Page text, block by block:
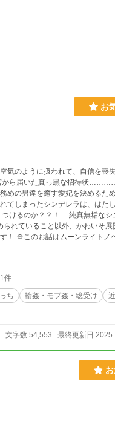
お
のように扱われて、自信を喪
ら届いた真っ黒な招待状
めの男達を癒す愛妃を決めるた
しまったシンデレラは、はた
ンデレラちゃん×複数（＆
れていること以外、かわいそ
いま
件
ち 輪姦・モブ姦・総受け
文字数 54,553 最終更新日